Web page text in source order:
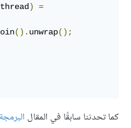
thread )
=
(). unwrap();
كما تحدثنا سابقًا في المقال